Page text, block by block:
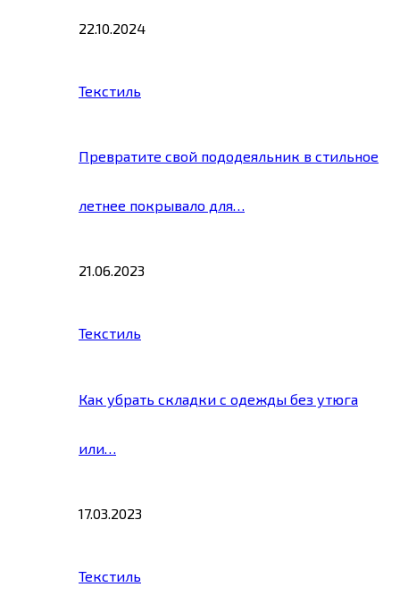
22.10.2024
Текстиль
Превратите свой пододеяльник в стильное
летнее покрывало для…
21.06.2023
Текстиль
Как убрать складки с одежды без утюга
или…
17.03.2023
Текстиль